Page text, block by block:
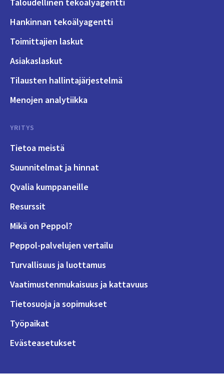
Taloudellinen tekoälyagentti
Hankinnan tekoälyagentti
Toimittajien laskut
Asiakaslaskut
Tilausten hallintajärjestelmä
Menojen analytiikka
YRITYS
Tietoa meistä
Suunnitelmat ja hinnat
Qvalia kumppaneille
Resurssit
Mikä on Peppol?
Peppol-palvelujen vertailu
Turvallisuus ja luottamus
Vaatimustenmukaisuus ja kattavuus
Tietosuoja ja sopimukset
Työpaikat
Evästeasetukset